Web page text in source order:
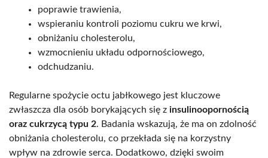
poprawie trawienia,
wspieraniu kontroli poziomu cukru we krwi,
obniżaniu cholesterolu,
wzmocnieniu układu odpornościowego,
odchudzaniu.
Regularne spożycie octu jabłkowego jest kluczowe
zwłaszcza dla osób borykających się z insulinoopornością
oraz cukrzycą typu 2. Badania wskazują, że ma on zdolność
obniżania cholesterolu, co przekłada się na korzystny
wpływ na zdrowie serca. Dodatkowo, dzięki swoim